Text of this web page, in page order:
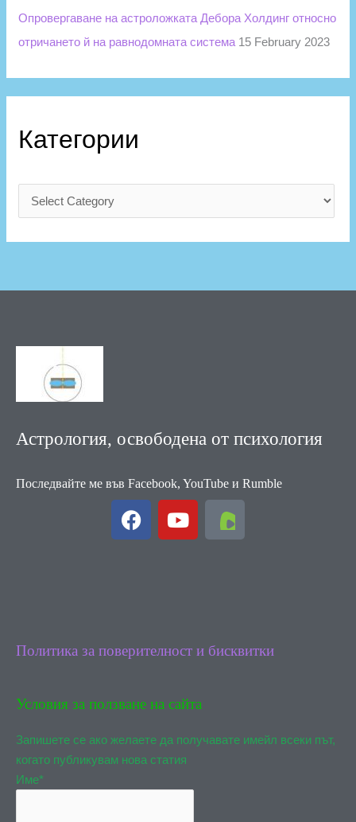
Опровергаване на астроложката Дебора Холдинг относно
отричането й на равнодомната система 15 February 2023
Категории
Астрология, освободена от психология
Последвайте ме във Facebook, YouTube и Rumble
F
a
k
Y
o
Политика за поверителност и бисквитки
Условия за ползване на сайта
Запишете се ако желаете да получавате имейл всеки път,
когато публикувам нова статия
Име*